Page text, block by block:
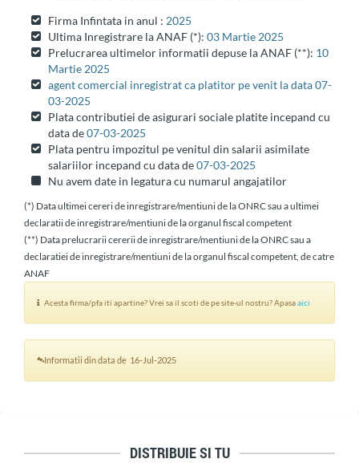
Firma Infintata in anul : 2025
Ultima Inregistrare la ANAF (*): 03 Martie 2025
Prelucrarea ultimelor informatii depuse la ANAF (**): 10
Martie 2025
agent comercial inregistrat ca platitor pe venit la data 07-
03-2025
Plata contributiei de asigurari sociale platite incepand cu
data de07-03-2025
Plata pentru impozitul pe venitul din salarii asimilate
salariilor incepand cu data de07-03-2025
Nu avem date in legatura cu numarul angajatilor
(*) Data ultimei cereri de inregistrare/mentiuni de la ONRC sau a ultimei
declaratii de inregistrare/mentiuni de la organul fiscal competent
(**) Data prelucrarii cererii de inregistrare/mentiuni de la ONRC sau a
declaratiei de inregistrare/mentiuni de la organul fiscal competent, de catre
ANAF
Acesta firma/pfa iti apartine? Vrei sa il scoti de pe site-ul nostru? Apasaaici
Informatii din data de 16-Jul-2025
DISTRIBUIE SI TU